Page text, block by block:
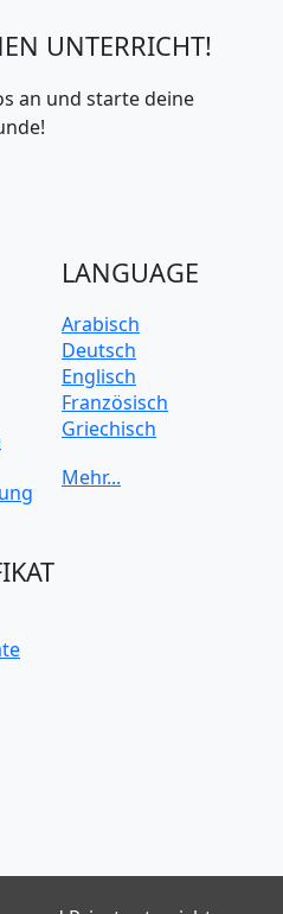
UNTERRICHT!
an und starte deine
LANGUAGE
Arabisch
Deutsch
Englisch
Französisch
Griechisch
Japanisch